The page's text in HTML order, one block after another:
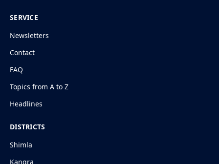
SERVICE
Newsletters
Contact
FAQ
Topics from A to Z
Headlines
DISTRICTS
Shimla
Kangra